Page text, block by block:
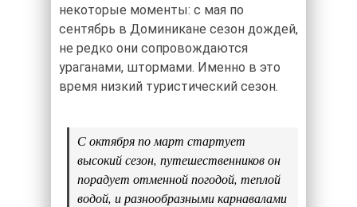
некоторые моменты: с мая по
сентябрь в Доминикане сезон дождей,
не редко они сопровождаются
ураганами, штормами. Именно в это
время низкий туристический сезон.
С октября по март стартует
высокий сезон, путешественников он
порадует отменной погодой, теплой
водой, и разнообразными карнавалами